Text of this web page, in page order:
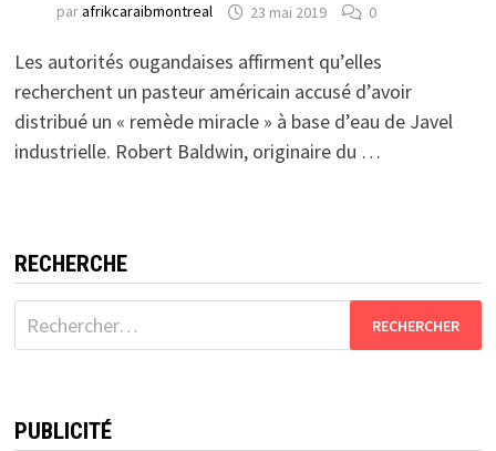
parafrikcaraibmontreal 23 mai 2019 0
Les autorités ougandaises affirment qu’elles
recherchent un pasteur américain accusé d’avoir
distribué un « remède miracle » à base d’eau de Javel
industrielle. Robert Baldwin, originaire du …
RECHERCHE
Rechercher :
PUBLICITÉ